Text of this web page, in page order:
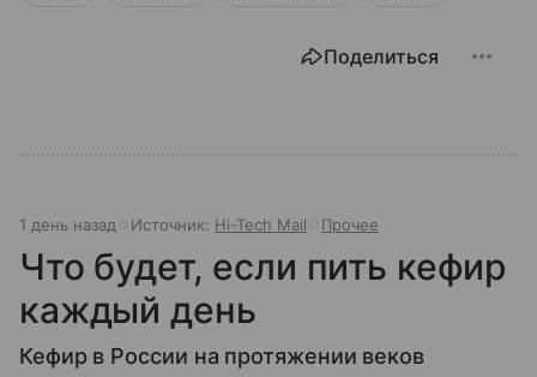
Поделиться
1 день назад Источник: Hi-Tech Mail Прочее
Что будет, если пить кефир
каждый день
Кефир в России на протяжении веков